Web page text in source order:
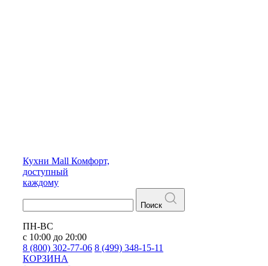
Кухни Mall Комфорт,
доступный
каждому
Поиск
ПН-ВС
с 10:00 до 20:00
8 (800) 302-77-06 8 (499) 348-15-11
КОРЗИНА